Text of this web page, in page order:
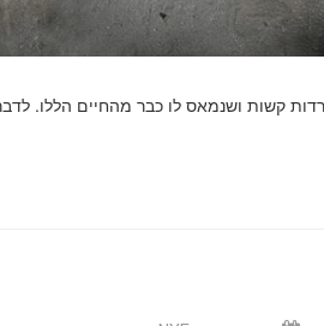
קשות ושנמאס לו כבר מהחיים הללו.